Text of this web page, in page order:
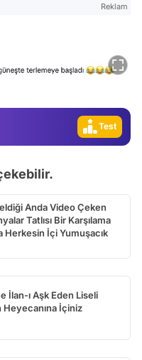
Reklam
Video
Gündem
Test
Anda Video Çeken
Tatlısı Bir Karşılama
Herkesin İçi Yumuşacık
İlan-ı Aşk Eden Liseli
İçiniz